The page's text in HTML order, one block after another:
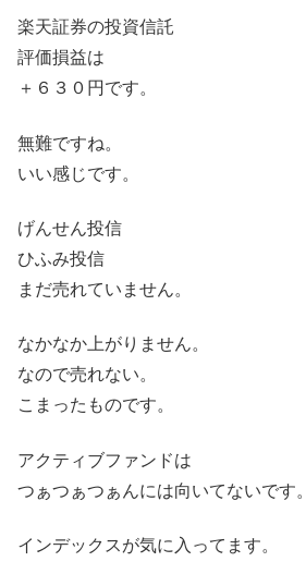
楽天証券の投資信託
評価損益は
＋６３０円です。
無難ですね。
いい感じです。
げんせん投信
ひふみ投信
まだ売れていません。
なかなか上がりません。
なので売れない。
こまったものです。
アクティブファンドは
つぁつぁつぁんには向いてないです。
インデックスが気に入ってます。